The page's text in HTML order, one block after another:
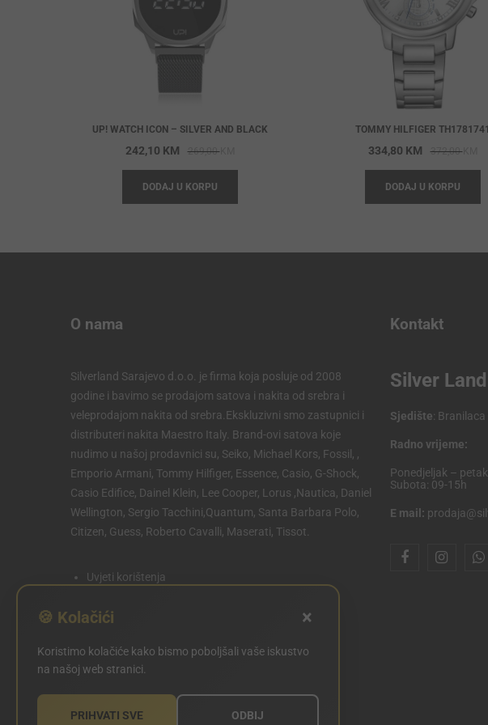
UP! WATCH ICON – SILVER AND BLACK
269,00KM
price
269,00 KM.
242,10 KM
price
242,10 KM.
DODAJ U KORPU
TOMMY HILFIGER TH1781741
372,00KM
334,80 KM
DODAJ U KORPU
O nama
Silverland Sarajevo d.o.o. je firma koja posluje od 2008
godine i bavimo se prodajom satova i nakita od srebra i
veleprodajom nakita od srebra.Ekskluzivni smo zastupnici i
distributeri nakita Maestro Italy. Brand-ovi satova koje
nudimo u našoj prodavnici su, Seiko, Michael Kors, Fossil, ,
Emporio Armani, Tommy Hilfiger, Essence, Casio, G-Shock,
Casio Edifice, Dainel Klein, Lee Cooper, Lorus ,Nautica, Daniel
Wellington, Sergio Tacchini,Quantum, Santa Barbara Polo,
Citizen, Guess, Roberto Cavalli, Maserati, Tissot.
Uvjeti korištenja
Politika kolačića
POSTAVKE KOLAČIĆA
Kontakt
Silver
Sjedište:
Radno vrijeme:
Ponedjeljak –
Subota: 09-15h
E mail:
🍪 Kolačići ×
Koristimo kolačiće kako bismo poboljšali vaše iskustvo
na našoj web stranici.
PRIHVATI SVE ODBIJ